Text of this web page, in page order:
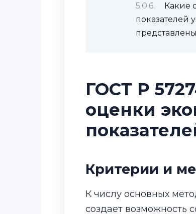
Какие
показателей
ГОСТ Р
оценки
Критерии и
К числу основных
создает возможность